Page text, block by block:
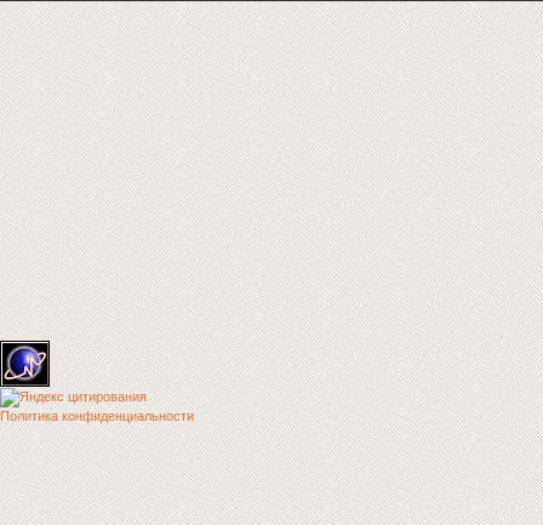
Политика конфиденциальности